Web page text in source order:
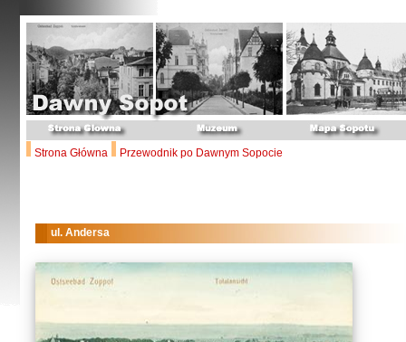
Strona Główna Przewodnik po Dawnym Sopocie
ul. Andersa